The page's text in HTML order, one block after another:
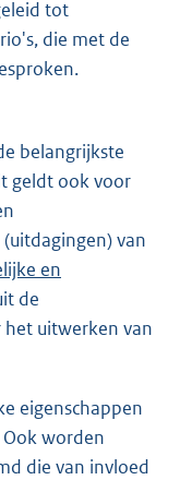
tot
die met de
belangrijkste
geldt ook voor
van
en
de
het uitwerken van
eigenschappen
worden
die van invloed